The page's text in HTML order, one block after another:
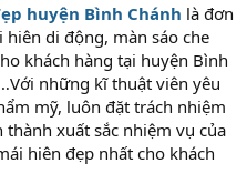
huyện Bình Chánh là đơn
di động, màn sáo che
khách hàng tại huyện Bình
những kĩ thuật viên yêu
mỹ, luôn đặt trách nhiệm
xuất sắc nhiệm vụ của
hiên đẹp nhất cho khách